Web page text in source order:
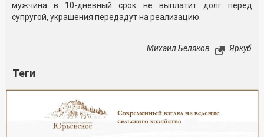
мужчина в 10-дневный срок не выплатит долг перед
супругой, украшения передадут на реализацию.
Михаил Беляков Яркуб
Теги